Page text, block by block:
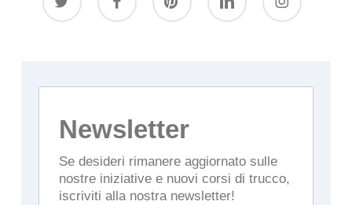
Newsletter
Se desideri rimanere aggiornato sulle
nostre iniziative e nuovi corsi di trucco,
iscriviti alla nostra newsletter!